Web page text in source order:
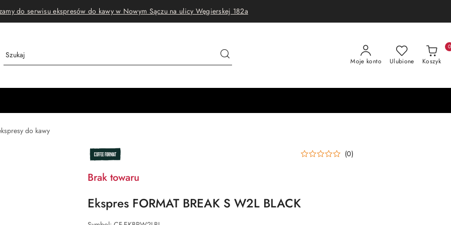
do serwisu ekspresów do kawy w Nowym Sączu na ulicy Węgierskej 182a
Moje konto Ulubione Koszyk
0
do kawy
NAZWA
PRODUCENTA:
COFFEE
FORMAT
(0)
Brak towaru
Ekspres FORMAT BREAK S W2L BLACK